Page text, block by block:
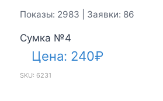
Показы: 2983 | Заявки: 86
Сумка №4
Цена: 240₽
SKU: 6231